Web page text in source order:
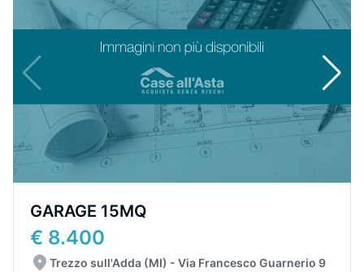
GARAGE 15MQ
€ 8.400
Trezzo sull'Adda (MI) - Via Francesco Guarnerio 9